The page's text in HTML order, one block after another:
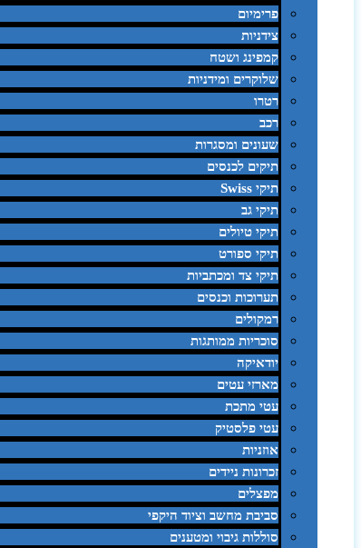
פרימיום
צידניות
קמפינג ושטח
שלוקרים ומידניות
רטרו
רכב
שעונים ומסגרות
תיקים לכנסים
תיקי Swiss
תיקי גב
תיקי טיולים
תיקי ספורט
תיקי צד ומכתביות
תערוכות וכנסים
רמקולים
סוכריות ממותגות
יודאיקה
מארזי עטים
עטי מתכת
עטי פלסטיק
אוזניות
זכרונות ניידים
מפצלים
סביבת מחשב וציוד היקפי
סוללות גיבוי ומטענים